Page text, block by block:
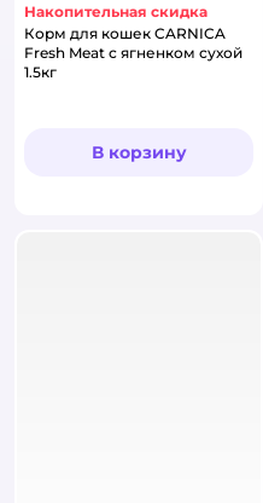
Накопительная скидка
Корм для кошек CARNICA
Fresh Meat с ягненком сухой
1.5кг
В корзину